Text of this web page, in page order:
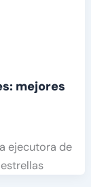
mejores
ejecutora de